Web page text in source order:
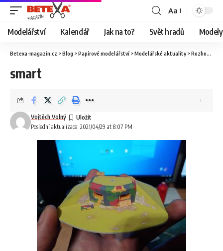
Aa
Modelářství Kalendář Jak na to? Svět hradů
Betexa-magazin.cz >Blog >Papírové modelářství >Modelářské aktuality>Rozhovor s Jakubem Macháčkem alias Fortmodels
smart
Poslední aktualizace: 2021/04/29 at 8:07 PM
Vojtěch Volný